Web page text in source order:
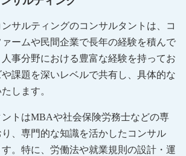
サルティングのコンサルタントは、コ
ームや民間企業で長年の経験を積んで
事分野における豊富な経験を持ってお
課題を深いレベルで共有し、具体的な
します。
トはMBAや社会保険労務士などの専
、専門的な知識を活かしたコンサル
。特に、労働法や就業規則の設計・運